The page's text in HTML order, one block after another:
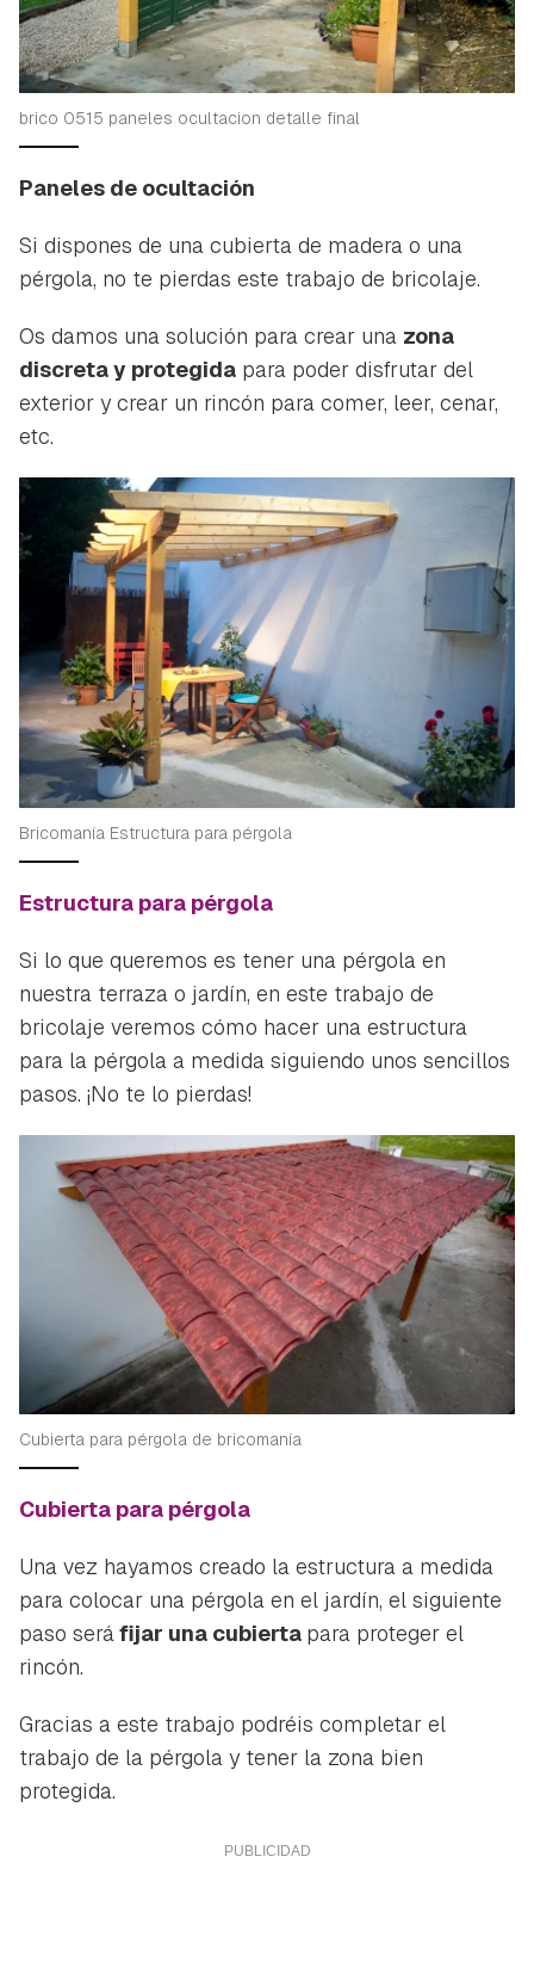
brico 0515 paneles ocultacion detalle final
Paneles de ocultación
Si dispones de una cubierta de madera o una
pérgola, no te pierdas este trabajo de bricolaje.
Os damos una solución para crear una zona
discreta y protegida para poder disfrutar del
exterior y crear un rincón para comer, leer, cenar,
etc.
Bricomanía Estructura para pérgola
Estructura para pérgola
Si lo que queremos es tener una pérgola en
nuestra terraza o jardín, en este trabajo de
bricolaje veremos cómo hacer una estructura
para la pérgola a medida siguiendo unos sencillos
pasos. ¡No te lo pierdas!
Cubierta para pérgola de bricomanía
Cubierta para pérgola
Una vez hayamos creado la estructura a medida
para colocar una pérgola en el jardín, el siguiente
paso será fijar una cubierta para proteger el
rincón.
Gracias a este trabajo podréis completar el
trabajo de la pérgola y tener la zona bien
protegida.